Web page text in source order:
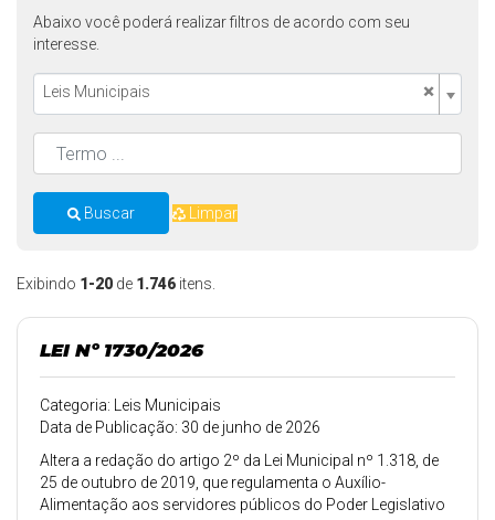
Exibindo 1-20 de 1.746 itens.
LEI Nº 1730/2026
Categoria: Leis Municipais
Data de Publicação: 30 de junho de 2026
Altera a redação do artigo 2º da Lei Municipal nº 1.318, de
25 de outubro de 2019, que regulamenta o Auxílio-
Alimentação aos servidores públicos do Poder Legislativo
Abaixo você poderá realizar filtros de acordo com seu
interesse.
×
Leis Municipais
Buscar Limpar